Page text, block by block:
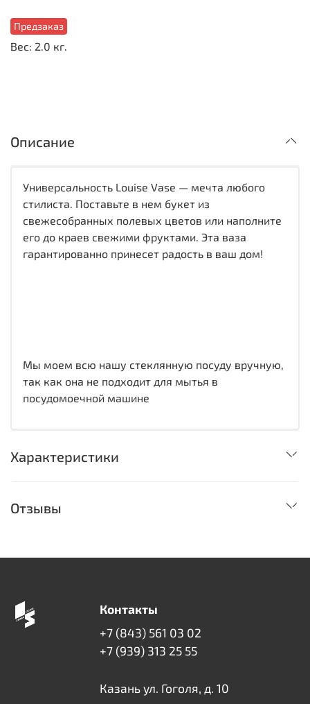
Предзаказ
Вес: 2.0 кг.
Описание
Универсальность Louise Vase — мечта любого
стилиста. Поставьте в нем букет из
свежесобранных полевых цветов или наполните
его до краев свежими фруктами. Эта ваза
гарантированно принесет радость в ваш дом!
Мы моем всю нашу стеклянную посуду вручную,
так как она не подходит для мытья в
посудомоечной машине
Характеристики
Отзывы
Контакты
+7 (843) 561 03 02
+7 (939) 313 25 55
Казань ул. Гоголя, д. 10